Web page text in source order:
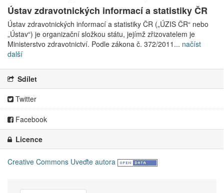
Ústav zdravotnických informací a statistiky ČR
Ústav zdravotnických informací a statistiky ČR („ÚZIS ČR“ nebo
„Ústav“) je organizační složkou státu, jejímž zřizovatelem je
Ministerstvo zdravotnictví. Podle zákona č. 372/2011... načíst
další
Sdílet
Twitter
Facebook
Licence
Creative Commons Uveďte autora